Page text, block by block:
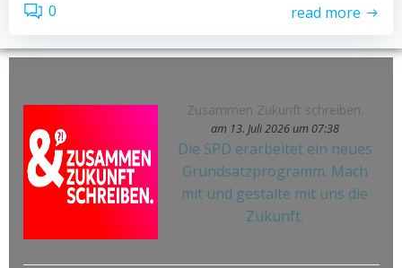
0 read more
Zusammen Zukunft schreiben.
am 13. Juli 2026 um 07:38
Die SPD erarbeitet ein neues
Grundsatzprogramm. Mach
mit und gestalte mit uns die
Zukunft.